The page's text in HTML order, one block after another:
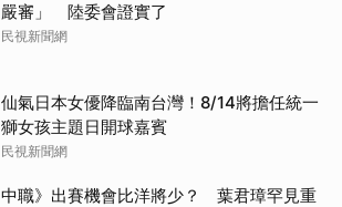
嚴審」 陸委會證實了
民視新聞網
仙氣日本女優降臨南台灣！8/14將擔任統一
獅女孩主題日開球嘉賓
民視新聞網
中職》出賽機會比洋將少？ 葉君璋罕見重